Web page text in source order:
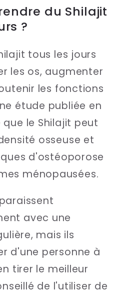
du Shilajit
?
tous les jours
les os, augmenter
les fonctions
étude publiée en
que le Shilajit peut
osseuse et
d'ostéoporose
ménopausées.
avec une
mais ils
d'une personne à
tirer le meilleur
de l'utiliser de